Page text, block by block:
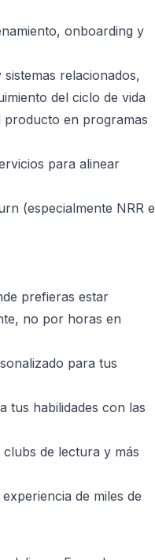
onboarding y
relacionados,
del ciclo de vida
en programas
para alinear
(especialmente NRR
prefieras estar
no por horas en
para tus
tus habilidades con las
de lectura y más
de miles de